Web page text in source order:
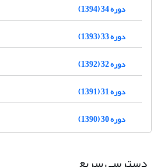
دوره 34 (1394)
دوره 33 (1393)
دوره 32 (1392)
دوره 31 (1391)
دوره 30 (1390)